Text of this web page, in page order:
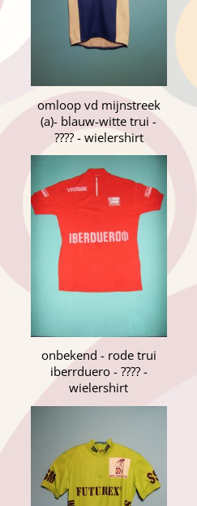
omloop vd mijnstreek
(a)- blauw-witte trui -
???? - wielershirt
onbekend - rode trui
iberrduero - ???? -
wielershirt